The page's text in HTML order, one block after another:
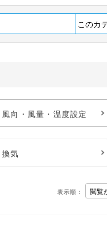
風向・風量・温度設定
換気
表示順 ：